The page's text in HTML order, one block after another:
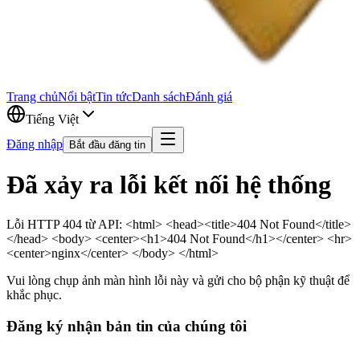
Trang chủNổi bậtTin tứcDanh sáchĐánh giá
Tiếng Việt
Đăng nhập
Bắt đầu đăng tin
Đã xảy ra lỗi kết nối hệ thống
Lỗi HTTP 404 từ API: <html> <head><title>404 Not Found</title>
</head> <body> <center><h1>404 Not Found</h1></center> <hr>
<center>nginx</center> </body> </html>
Vui lòng chụp ảnh màn hình lỗi này và gửi cho bộ phận kỹ thuật để
khắc phục.
Đăng ký nhận bản tin của chúng tôi